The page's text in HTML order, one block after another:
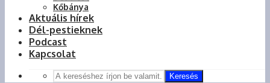
Kőbánya
Aktuális hírek
Dél-pestieknek
Podcast
Kapcsolat
Keresés